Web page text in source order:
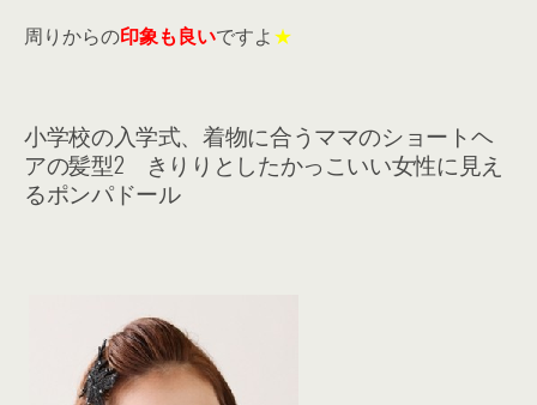
周りからの印象も良いですよ★
小学校の入学式、着物に合うママのショートヘ
アの髪型2 きりりとしたかっこいい女性に見え
るポンパドール